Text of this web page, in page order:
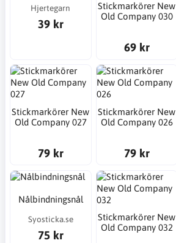
Hjertegarn
39 kr
Stickmarkörer New
Old Company 030
69 kr
Stickmarkörer New
Old Company 027
79 kr
Stickmarkörer New
Old Company 026
79 kr
Nålbindningsnål
Syosticka.se
75 kr
Stickmarkörer New
Old Company 032